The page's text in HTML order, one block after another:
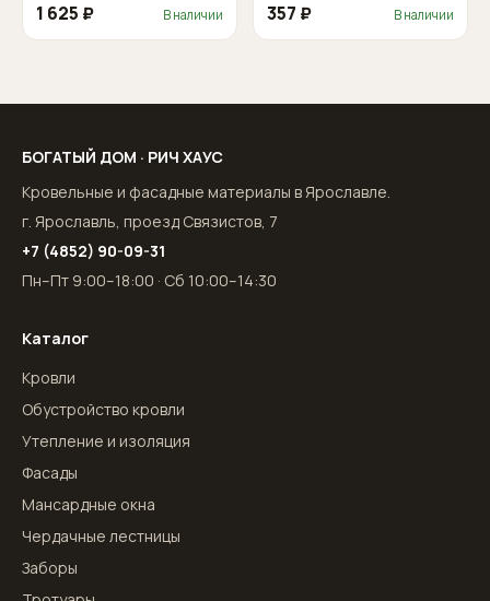
1 625 ₽ В наличии 357 ₽ В наличии
БОГАТЫЙ ДОМ · РИЧ ХАУС
Кровельные и фасадные материалы в Ярославле.
г. Ярославль, проезд Связистов, 7
+7 (4852) 90-09-31
Пн–Пт 9:00–18:00 · Сб 10:00–14:30
Каталог
Кровли
Обустройство кровли
Утепление и изоляция
Фасады
Мансардные окна
Чердачные лестницы
Заборы